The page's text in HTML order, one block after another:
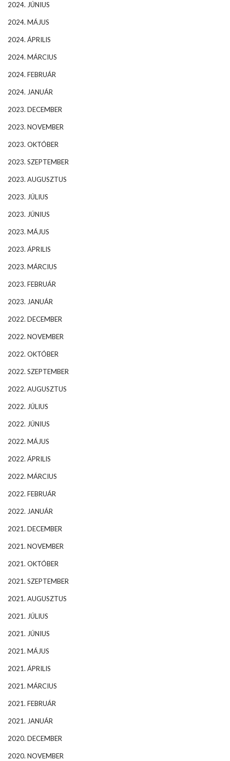
2024. JÚNIUS
2024. MÁJUS
2024. ÁPRILIS
2024. MÁRCIUS
2024. FEBRUÁR
2024. JANUÁR
2023. DECEMBER
2023. NOVEMBER
2023. OKTÓBER
2023. SZEPTEMBER
2023. AUGUSZTUS
2023. JÚLIUS
2023. JÚNIUS
2023. MÁJUS
2023. ÁPRILIS
2023. MÁRCIUS
2023. FEBRUÁR
2023. JANUÁR
2022. DECEMBER
2022. NOVEMBER
2022. OKTÓBER
2022. SZEPTEMBER
2022. AUGUSZTUS
2022. JÚLIUS
2022. JÚNIUS
2022. MÁJUS
2022. ÁPRILIS
2022. MÁRCIUS
2022. FEBRUÁR
2022. JANUÁR
2021. DECEMBER
2021. NOVEMBER
2021. OKTÓBER
2021. SZEPTEMBER
2021. AUGUSZTUS
2021. JÚLIUS
2021. JÚNIUS
2021. MÁJUS
2021. ÁPRILIS
2021. MÁRCIUS
2021. FEBRUÁR
2021. JANUÁR
2020. DECEMBER
2020. NOVEMBER